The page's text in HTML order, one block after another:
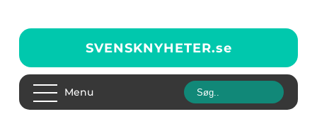
SVENSKNYHETER.se
Menu